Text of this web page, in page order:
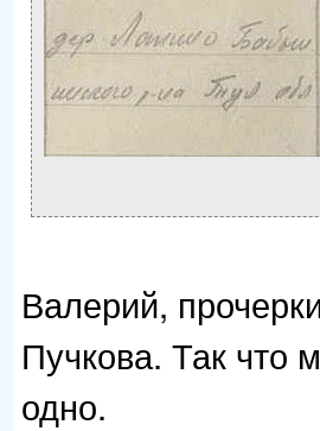
Валерий,
Пучкова. Так что
одно.